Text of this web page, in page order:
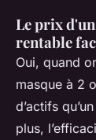
Le prix
rentable
Oui, quand
masque à 2
d’actifs
plus,